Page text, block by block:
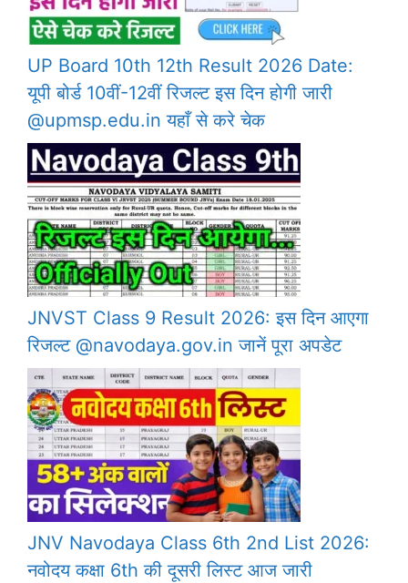
UP Board 10th 12th Result 2026 Date:
यूपी बोर्ड 10वीं-12वीं रिजल्ट इस दिन होगी जारी
@upmsp.edu.in यहाँ से करे चेक
JNVST Class 9 Result 2026: इस दिन आएगा
रिजल्ट @navodaya.gov.in जानें पूरा अपडेट
JNV Navodaya Class 6th 2nd List 2026:
नवोदय कक्षा 6th की दूसरी लिस्ट आज जारी